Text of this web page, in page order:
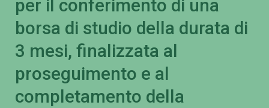
per il conferimento di una
borsa di studio della durata di
3 mesi, finalizzata al
proseguimento e al
completamento della